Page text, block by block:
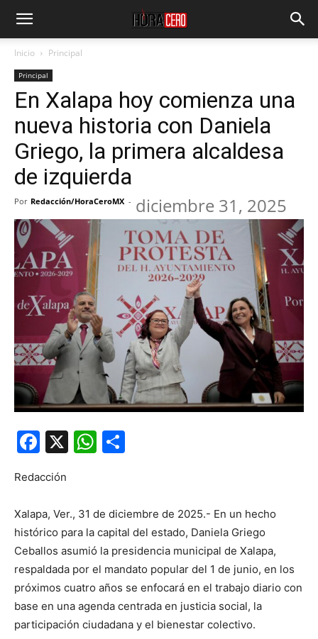
Inicio Principal
Principal
En Xalapa hoy comienza una
nueva historia con Daniela
Griego, la primera alcaldesa
de izquierda
Por Redacción/HoraCeroMX - diciembre 31, 2025
Facebook
X WhatsApp
Redacción
Xalapa, Ver., 31 de diciembre de 2025.- En un hecho
histórico para la capital del estado, Daniela Griego
Ceballos asumió la presidencia municipal de Xalapa,
respaldada por el mandato popular del 1 de junio, en los
próximos cuatro años se enfocará en el trabajo diario con
base en una agenda centrada en justicia social, la
participación ciudadana y el bienestar colectivo.